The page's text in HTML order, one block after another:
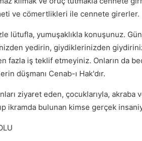
ve cömertlikleri ile cennete girerler.
lütufla, yumuşaklıkla konuşunuz.
yedirin, giydiklerinizden
fazla iş teklif etmeyiniz. Onların da
düşmanı Cenab-ı Hak'dır.
ziyaret eden, çocuklarıyla,
ikramda bulunan kimse gerçek